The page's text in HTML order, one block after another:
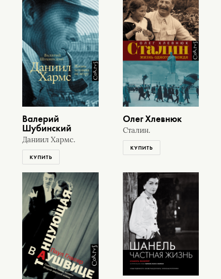
Валерий
Шубинский
Даниил Хармс.
КУПИТЬ
Олег Хлевнюк
Сталин.
КУПИТЬ